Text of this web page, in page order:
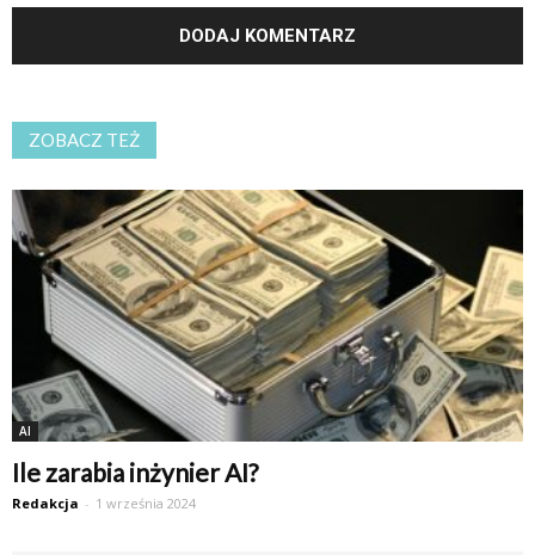
ZOBACZ TEŻ
AI
Ile zarabia inżynier AI?
Redakcja - 1 września 2024